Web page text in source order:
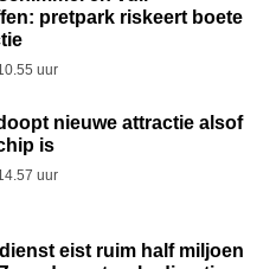
pretpark riskeert boete
uur
nieuwe attractie alsof
is
uur
eist ruim half miljoen